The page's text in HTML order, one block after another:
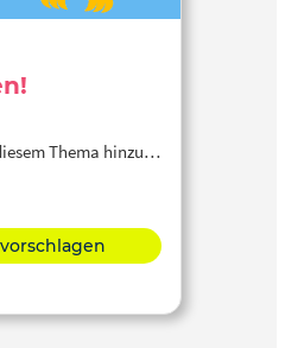
Thema hinzu…